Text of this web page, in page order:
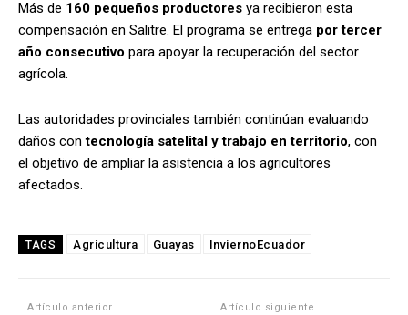
Más de 160 pequeños productores ya recibieron esta
compensación en Salitre. El programa se entrega por tercer
año consecutivo para apoyar la recuperación del sector
agrícola.
Las autoridades provinciales también continúan evaluando
daños contecnología satelital y trabajo en territorio, con
el objetivo de ampliar la asistencia a los agricultores
afectados.
TAGS Agricultura Guayas InviernoEcuador
Artículo anterior Artículo siguiente